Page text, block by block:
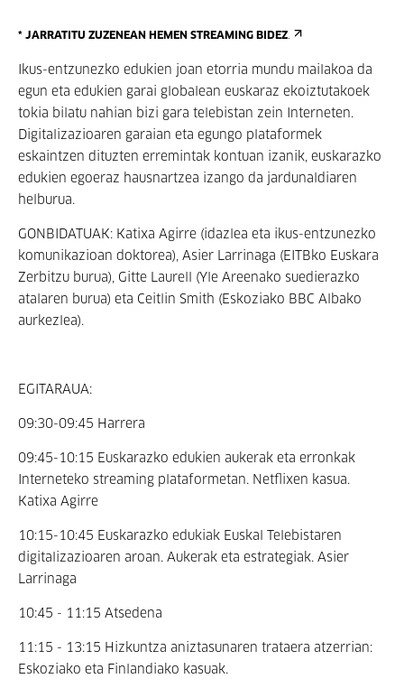
* JARRATITU ZUZENEAN HEMEN STREAMING BIDEZ.
Ikus-entzunezko edukien joan etorria mundu mailakoa da
egun eta edukien garai globalean euskaraz ekoiztutakoek
tokia bilatu nahian bizi gara telebistan zein Interneten.
Digitalizazioaren garaian eta egungo plataformek
eskaintzen dituzten erremintak kontuan izanik, euskarazko
edukien egoeraz hausnartzea izango da jardunaldiaren
helburua.
GONBIDATUAK: Katixa Agirre (idazlea eta ikus-entzunezko
komunikazioan doktorea), Asier Larrinaga (EITBko Euskara
Zerbitzu burua), Gitte Laurell (Yle Areenako suedierazko
atalaren burua) eta Ceitlin Smith (Eskoziako BBC Albako
aurkezlea).
EGITARAUA:
09:30-09:45 Harrera
09:45-10:15 Euskarazko edukien aukerak eta erronkak
Interneteko streaming plataformetan. Netflixen kasua.
Katixa Agirre
10:15-10:45 Euskarazko edukiak Euskal Telebistaren
digitalizazioaren aroan. Aukerak eta estrategiak. Asier
Larrinaga
10:45 - 11:15 Atsedena
11:15 - 13:15 Hizkuntza aniztasunaren trataera atzerrian:
Eskoziako eta Finlandiako kasuak.